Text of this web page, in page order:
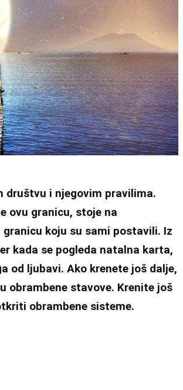
društvu i njegovim pravilima.
ovu granicu, stoje na
koju su sami postavili. Iz
kada se pogleda natalna karta,
od ljubavi. Ako krenete još dalje,
obrambene stavove. Krenite još
obrambene sisteme.